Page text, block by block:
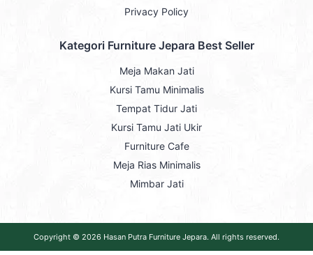
Privacy Policy
Kategori Furniture Jepara Best Seller
Meja Makan Jati
Kursi Tamu Minimalis
Tempat Tidur Jati
Kursi Tamu Jati Ukir
Furniture Cafe
Meja Rias Minimalis
Mimbar Jati
Copyright © 2026 Hasan Putra Furniture Jepara. All rights reserved.